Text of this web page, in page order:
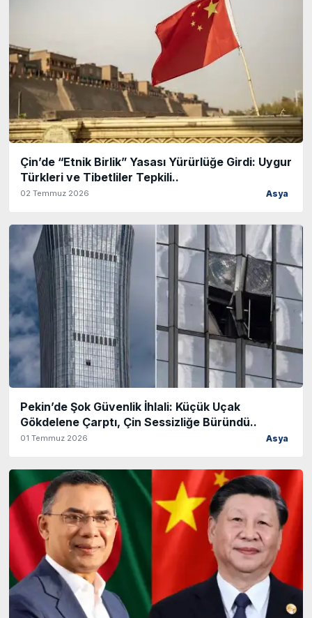
Çin’de “Etnik Birlik” Yasası Yürürlüğe Girdi: Uygur
Türkleri ve Tibetliler Tepkili..
02 Temmuz 2026 Asya
Pekin’de Şok Güvenlik İhlali: Küçük Uçak
Gökdelene Çarptı, Çin Sessizliğe Büründü..
01 Temmuz 2026 Asya